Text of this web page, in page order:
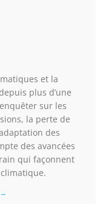
et la
plus d’une
sur les
la perte de
des
des avancées
qui façonnent